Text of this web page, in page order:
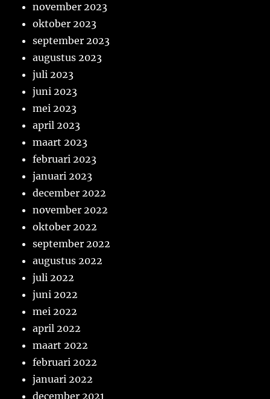
november 2023
oktober 2023
september 2023
augustus 2023
juli 2023
juni 2023
mei 2023
april 2023
maart 2023
februari 2023
januari 2023
december 2022
november 2022
oktober 2022
september 2022
augustus 2022
juli 2022
juni 2022
mei 2022
april 2022
maart 2022
februari 2022
januari 2022
december 2021